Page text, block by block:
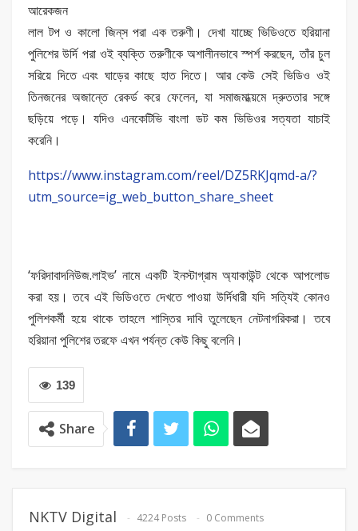
আরেকজন
লাল টপ ও কালো জিন্‌স পরা এক তরুণী। দেখা যাচ্ছে ভিডিওতে হরিয়ানা
পুলিশের উর্দি পরা ওই ব্যক্তি তরুণীকে অশালীনভাবে স্পর্শ করছেন, তাঁর চুল
সরিয়ে দিতে এবং ঘাড়ের কাছে হাত দিতে। আর কেউ সেই ভিডিও ওই
তিনজনের অজান্তে রেকর্ড করে ফেলেন, যা সমাজমাধ্য়মে দ্রুততার সঙ্গে
ছড়িয়ে পড়ে। যদিও এনকেটিভি বাংলা ডট কম ভিডিওর সত্যতা যাচাই
করেনি।
https://www.instagram.com/reel/DZ5RKJqmd-a/?
utm_source=ig_web_button_share_sheet
‘ফরিদাবাদনিউজ.লাইভ’ নামে একটি ইনস্টাগ্রাম অ্যাকাউন্ট থেকে আপলোড
করা হয়। তবে এই ভিডিওতে দেখতে পাওয়া উর্দিধারী যদি সত্যিই কোনও
পুলিশকর্মী হয়ে থাকে তাহলে শাস্তির দাবি তুলেছেন নেটনাগরিকরা। তবে
হরিয়ানা পুলিশের তরফে এখন পর্যন্ত কেউ কিছু বলেনি।
139
Share
NKTV Digital 4224 Posts 0 Comments